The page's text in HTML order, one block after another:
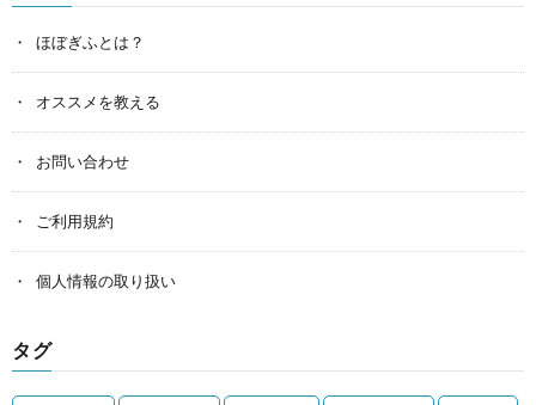
ほぼぎふとは？
オススメを教える
お問い合わせ
ご利用規約
個人情報の取り扱い
タグ